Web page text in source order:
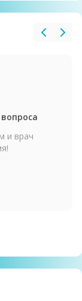
и врач